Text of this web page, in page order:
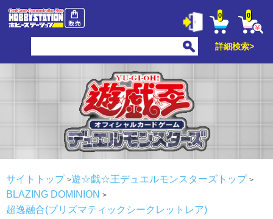
0 0
詳細検索>
サイトトップ
遊☆戯☆王デュエルモンスターズトップ
BLAZING DOMINION
超逸融合(プリズマティックシークレットレア)